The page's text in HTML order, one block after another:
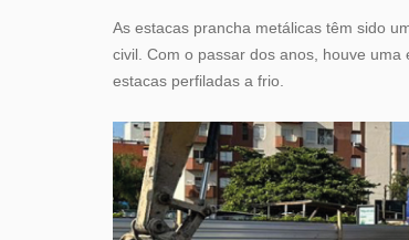
As estacas prancha metálicas têm sido
civil. Com o passar dos anos, houve
estacas perfiladas a frio.